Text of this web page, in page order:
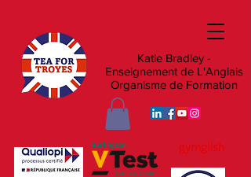
Katie Bradley -
Enseignement de L'Anglais
Organisme de Formation